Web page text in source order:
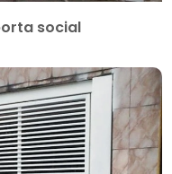
social